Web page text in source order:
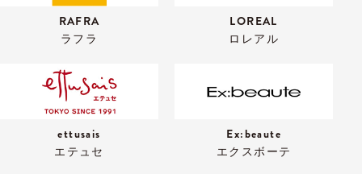
RAFRA
ラフラ
LOREAL
ロレアル
ettusais
エテュセ
Ex:beaute
エクスボーテ